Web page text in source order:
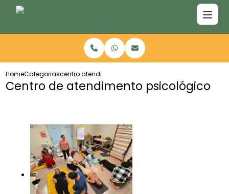
HomeCategoriascentro atendimento psicologico
Centro de atendimento psicológico​